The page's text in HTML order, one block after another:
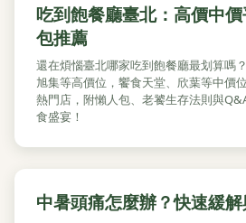
吃到飽餐廳臺北：高價中
包推薦
還在煩惱臺北哪家吃到飽餐廳最划算嗎
旭集等高價位，饗食天堂、欣葉等中價
熱門店，附懶人包、老饕生存法則與
食盛宴！
中暑頭痛怎麼辦？快速緩